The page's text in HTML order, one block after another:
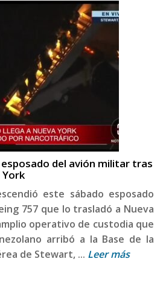
del avión militar tras
este sábado esposado
757 que lo trasladó a Nueva
operativo de custodia que
arribó a la Base de la
de Stewart, ... Leer más